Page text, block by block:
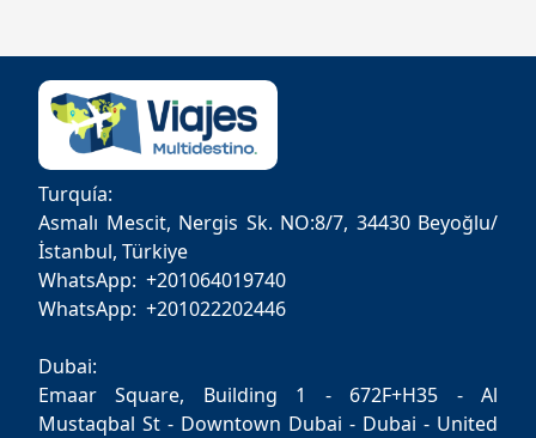
Turquía:
Asmalı Mescit, Nergis Sk. NO:8/7, 34430 Beyoğlu/
İstanbul, Türkiye
WhatsApp: +201064019740
WhatsApp: +201022202446
Dubai:
Emaar Square, Building 1 - 672F+H35 - Al
Mustaqbal St - Downtown Dubai - Dubai - United